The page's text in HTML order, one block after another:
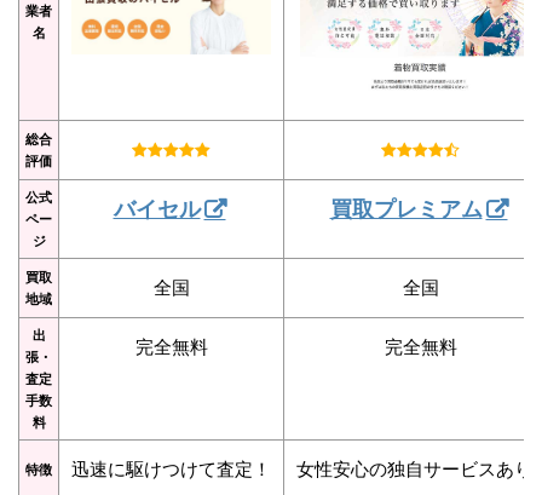
業者
名
総合
評価
公式
ペー
ジ
バイセル 買取プレミアム
買取
地域
全国 全国
出
張・
査定
手数
料
完全無料 完全無料
特徴 迅速に駆けつけて査定！ 女性安心の独自サービスあり